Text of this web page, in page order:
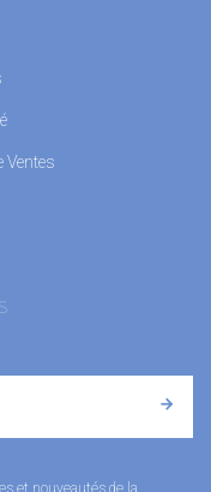
Ventes
et nouveautés de la